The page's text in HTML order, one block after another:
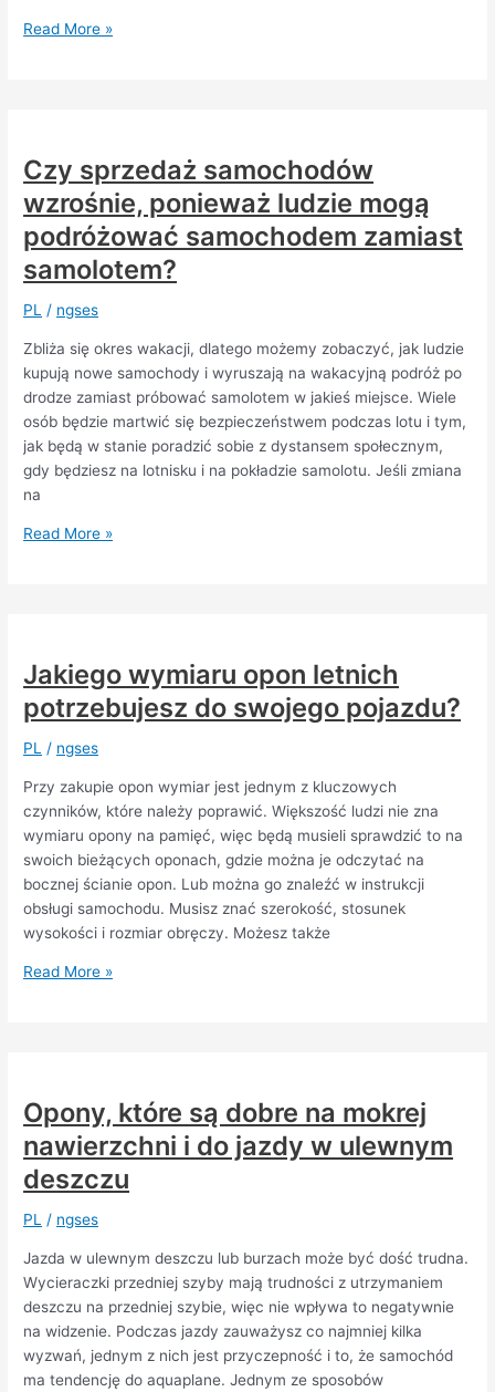
Upewnij
letnie
do
swojego
samochodu
elektrycznego
hybrydowego
Read More »
Czy sprzedaż samochodów
wzrośnie, ponieważ ludzie mogą
podróżować samochodem zamiast
samolotem?
PL / ngses
Zbliża się okres wakacji, dlatego możemy zobaczyć, jak ludzie
kupują nowe samochody i wyruszają na wakacyjną podróż po
drodze zamiast próbować samolotem w jakieś miejsce. Wiele
osób będzie martwić się bezpieczeństwem podczas lotu i tym,
jak będą w stanie poradzić sobie z dystansem społecznym,
gdy będziesz na lotnisku i na pokładzie samolotu. Jeśli zmiana
na
Czy
mogą
podróżować
samochodem
zamiast
samolotem?
Read More »
Jakiego wymiaru opon letnich
potrzebujesz do swojego pojazdu?
PL / ngses
Przy zakupie opon wymiar jest jednym z kluczowych
czynników, które należy poprawić. Większość ludzi nie zna
wymiaru opony na pamięć, więc będą musieli sprawdzić to na
swoich bieżących oponach, gdzie można je odczytać na
bocznej ścianie opon. Lub można go znaleźć w instrukcji
obsługi samochodu. Musisz znać szerokość, stosunek
wysokości i rozmiar obręczy. Możesz także
Jakiego
swojego
pojazdu?
Read More »
Opony, które są dobre na mokrej
nawierzchni i do jazdy w ulewnym
deszczu
PL / ngses
Jazda w ulewnym deszczu lub burzach może być dość trudna.
Wycieraczki przedniej szyby mają trudności z utrzymaniem
deszczu na przedniej szybie, więc nie wpływa to negatywnie
na widzenie. Podczas jazdy zauważysz co najmniej kilka
wyzwań, jednym z nich jest przyczepność i to, że samochód
ma tendencję do aquaplane. Jednym ze sposobów